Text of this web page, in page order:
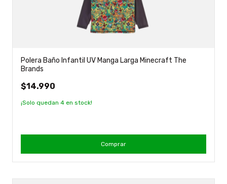
Polera Baño Infantil UV Manga Larga Minecraft The
Brands
$14.990
¡Solo quedan 4 en stock!
Comprar